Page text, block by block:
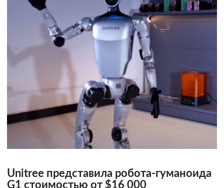
Unitree представила робота-гуманоида
G1 стоимостью от $16 000